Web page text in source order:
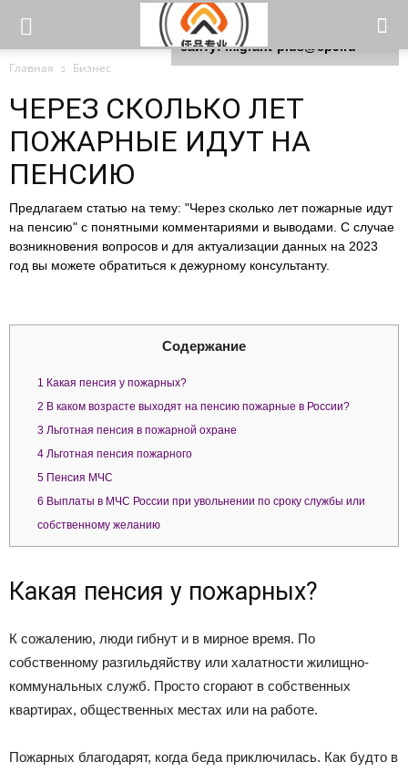
Главная Бизнес
ЧЕРЕЗ СКОЛЬКО ЛЕТ
ПОЖАРНЫЕ ИДУТ НА
ПЕНСИЮ
Предлагаем статью на тему: "Через сколько лет пожарные идут
на пенсию" с понятными комментариями и выводами. С случае
возникновения вопросов и для актуализации данных на 2023
год вы можете обратиться к дежурному консультанту.
Содержание
1 Какая пенсия у пожарных?
2 В каком возрасте выходят на пенсию пожарные в России?
3 Льготная пенсия в пожарной охране
4 Льготная пенсия пожарного
5 Пенсия МЧС
6 Выплаты в МЧС России при увольнении по сроку службы или
собственному желанию
Какая пенсия у пожарных?
К сожалению, люди гибнут и в мирное время. По
собственному разгильдяйству или халатности жилищно-
коммунальных служб. Просто сгорают в собственных
квартирах, общественных местах или на работе.
Пожарных благодарят, когда беда приключилась. Как будто в
Для любых предложений по
сайту: migrant-plus@cp9.ru